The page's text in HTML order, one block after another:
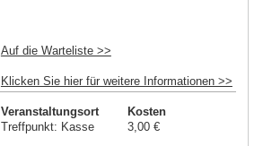
Auf die Warteliste >>
Klicken Sie hier für weitere Informationen >>
Veranstaltungsort
Treffpunkt: Kasse
Kosten
3,00 €